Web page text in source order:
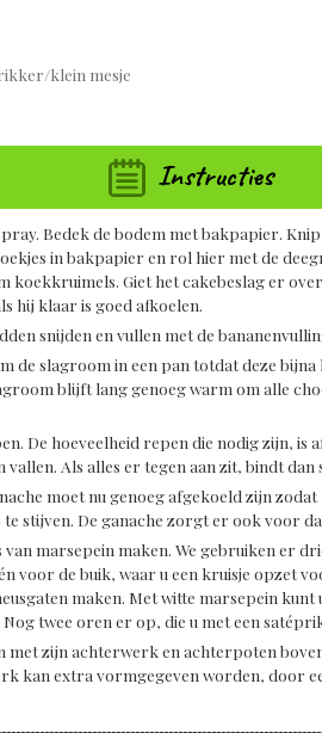
klein mesje
Instructies
Bedek de bodem met bakpapier.
in bakpapier en rol hier met de
koekkruimels. Giet het cakebeslag er
hij klaar is goed afkoelen.
snijden en vullen met de
de slagroom in een pan totdat deze
blijft lang genoeg warm om alle
De hoeveelheid repen die nodig zijn,
Als alles er tegen aan zit, bindt
moet nu genoeg afgekoeld zijn
stijven. De ganache zorgt er ook voor
marsepein maken. We gebruiken er
voor de buik, waar u een kruisje opzet
maken. Met witte marsepein
twee oren er op, die u met een
zijn achterwerk en achterpoten
kan extra vormgegeven worden, door